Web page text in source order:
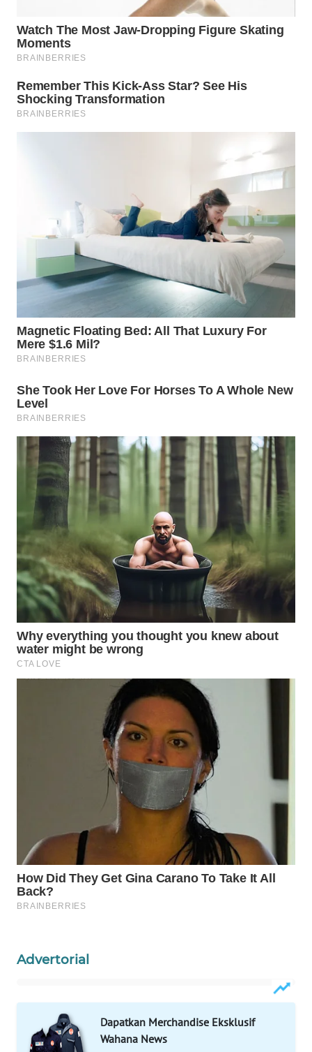
Advertorial
Dapatkan Merchandise Eksklusif
Wahana News
PRIANGAN
TIMUR
SEMARANG
WN
SURABAYA
WN
NATUNA
WN
BINTAN
WN
MANDALIKA
WN
LIKUPANG
LABUANBAJO
WN
BORNEO
Wahana
Media
Group
WAHANA
WAHANA
WAHANA
TRAVEL